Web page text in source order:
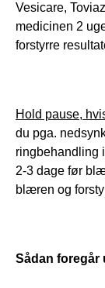
Vesicare,
medicinen 2
forstyrre
Hold pause,
du pga.
ringbehandling
2-3 dage før
blæren og
Sådan foregår